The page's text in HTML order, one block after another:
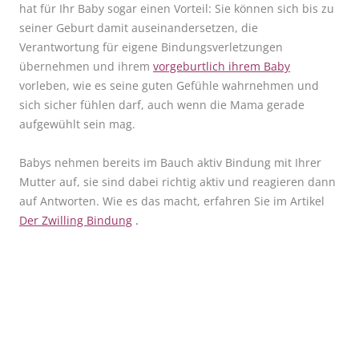
hat für Ihr Baby sogar einen Vorteil: Sie können sich bis zu
seiner Geburt damit auseinandersetzen, die
Verantwortung für eigene Bindungsverletzungen
übernehmen und ihrem vorgeburtlich ihrem Baby
vorleben, wie es seine guten Gefühle wahrnehmen und
sich sicher fühlen darf, auch wenn die Mama gerade
aufgewühlt sein mag.
Babys nehmen bereits im Bauch aktiv Bindung mit Ihrer
Mutter auf, sie sind dabei richtig aktiv und reagieren dann
auf Antworten. Wie es das macht, erfahren Sie im Artikel
Der Zwilling Bindung .